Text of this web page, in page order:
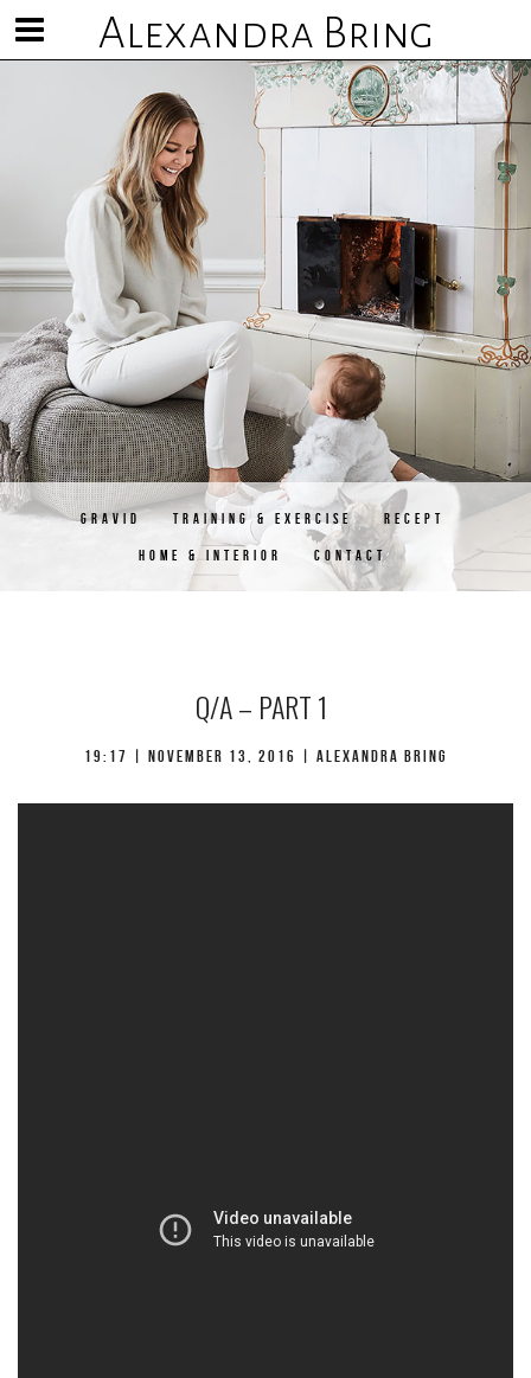
Alexandra Bring
Visa/göm
meny
GRAVID TRAINING & EXERCISE RECEPT
HOME & INTERIOR CONTACT
Q/A – PART 1
19:17 | november 13, 2016 | Alexandra Bring